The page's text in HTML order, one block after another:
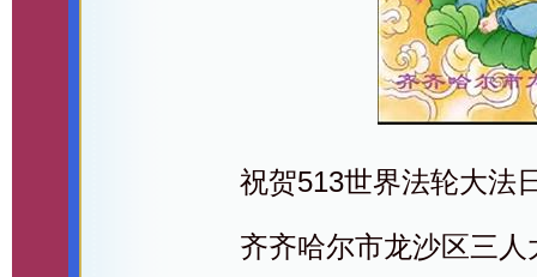
祝贺513世界法轮大法
齐齐哈尔市龙沙区三